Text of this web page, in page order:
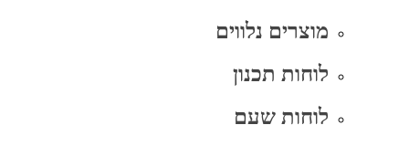
מוצרים נלווים
לוחות תכנון
לוחות שעם